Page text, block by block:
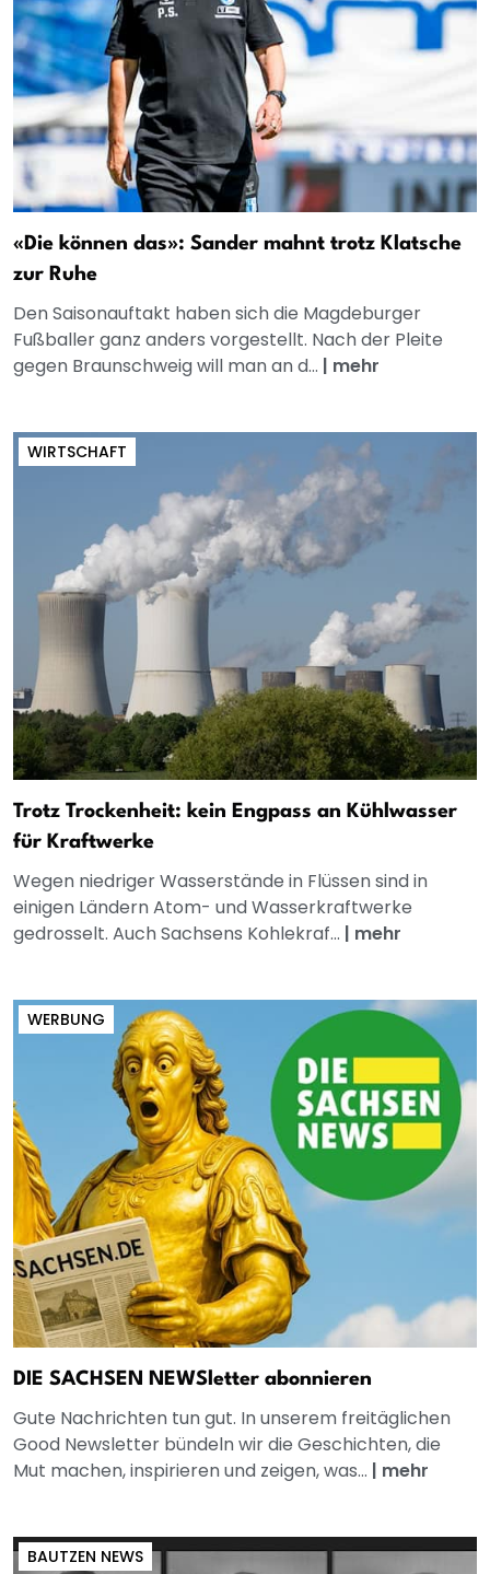
«Die können das»: Sander mahnt trotz Klatsche
zur Ruhe
Den Saisonauftakt haben sich die Magdeburger
Fußballer ganz anders vorgestellt. Nach der Pleite
gegen Braunschweig will man an d... | mehr
WIRTSCHAFT
Trotz Trockenheit: kein Engpass an Kühlwasser
für Kraftwerke
Wegen niedriger Wasserstände in Flüssen sind in
einigen Ländern Atom- und Wasserkraftwerke
gedrosselt. Auch Sachsens Kohlekraf... | mehr
WERBUNG
DIE SACHSEN NEWSletter abonnieren
Gute Nachrichten tun gut. In unserem freitäglichen
Good Newsletter bündeln wir die Geschichten, die
Mut machen, inspirieren und zeigen, was... | mehr
BAUTZEN NEWS